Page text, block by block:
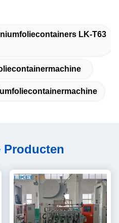
LK-T63
Producten